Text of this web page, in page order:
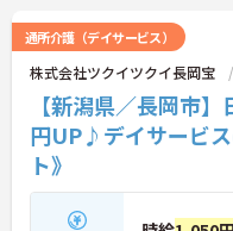
通所介護（デイサービス）
株式会社ツクイツクイ長岡宝
【新潟県／長岡市
円UP♪デイサービ
ト》